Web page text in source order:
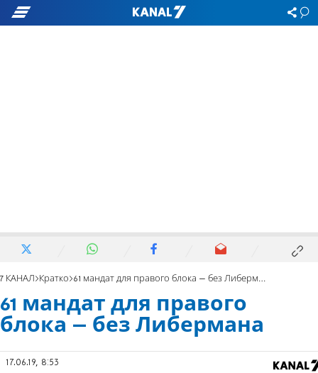
7 КАНАЛ Кратко 61 мандат для правого блока – без Либермана
61 мандат для правого
блока – без Либермана
17.06.19, 8:53